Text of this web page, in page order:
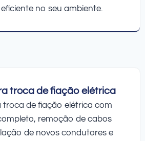
no seu ambiente.
troca de fiação elétrica
troca de fiação elétrica com
remoção de cabos
de novos condutores e